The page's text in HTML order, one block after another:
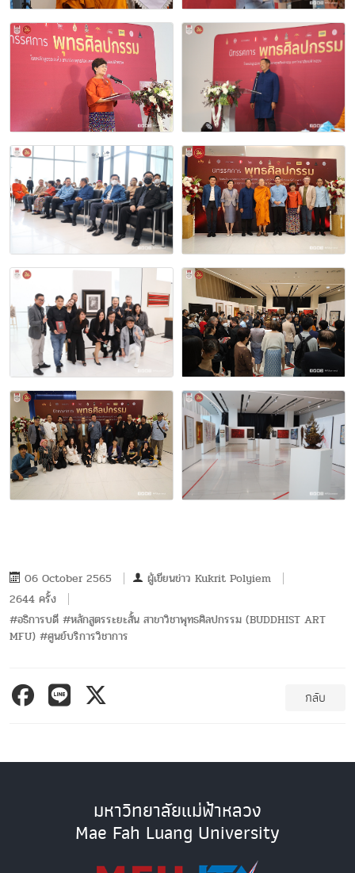
06 October 2565 ผู้เขียนข่าว Kukrit Polyiem
2644 ครั้ง
#อธิการบดี #หลักสูตรระยะสั้น สาขาวิชาพุทธศิลปกรรม (BUDDHIST ART
MFU) #ศูนย์บริการวิชาการ
กลับ
มหาวิทยาลัยแม่ฟ้าหลวง
Mae Fah Luang University